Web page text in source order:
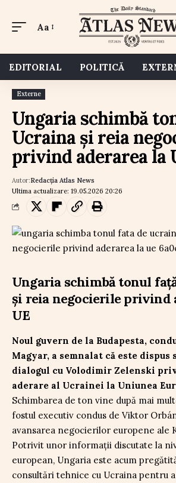
Aa
EDITORIAL POLITICĂ
Externe
Ungaria schimbă
Ucraina și reia
privind aderarea la
Ultima actualizare: 19.05.2026 20:26
Autor:Redacția Atlas News
Ungaria schimbă tonul
și reia negocierile privind
UE
Noul guvern de la Budapesta,
Magyar, a semnalat că este dispus
dialogul cu Volodimir Zelenski
aderare al Ucrainei la Uniunea
Schimbarea de ton vine după mai
fostul executiv condus de Viktor
avansarea negocierilor europene ale
Potrivit unor informații discutate la
european, Ungaria este acum
consultări tehnice cu Ucraina pentru